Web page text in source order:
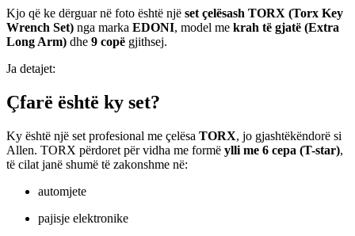
Kjo që ke dërguar në foto është një set çelësash TORX (Torx Key
Wrench Set) nga marka EDONI, model me krah të gjatë (Extra
Long Arm) dhe 9 copë gjithsej.
Ja detajet:
Çfarë është ky set?
Ky është një set profesional me çelësa TORX, jo gjashtëkëndorë si
Allen. TORX përdoret për vidha me formë ylli me 6 cepa (T-star),
të cilat janë shumë të zakonshme në:
automjete
pajisje elektronike